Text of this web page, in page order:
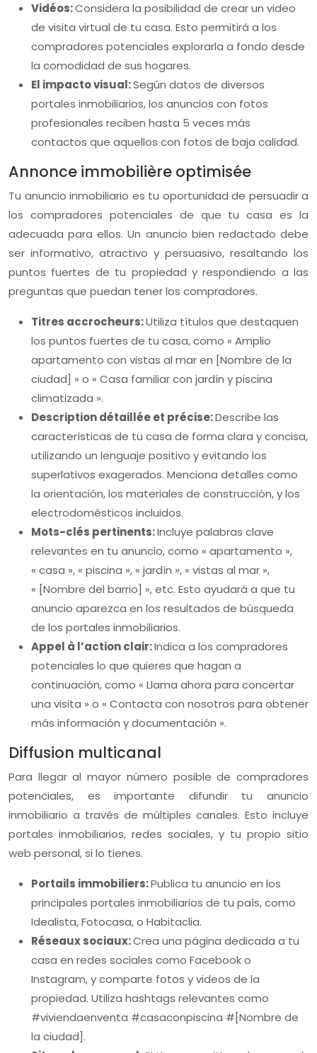
Vidéos:Considera la posibilidad de crear un video
de visita virtual de tu casa. Esto permitirá a los
compradores potenciales explorarla a fondo desde
la comodidad de sus hogares.
El impacto visual:Según datos de diversos
portales inmobiliarios, los anuncios con fotos
profesionales reciben hasta 5 veces más
contactos que aquellos con fotos de baja calidad.
Annonce immobilière optimisée
Tu anuncio inmobiliario es tu oportunidad de persuadir a
los compradores potenciales de que tu casa es la
adecuada para ellos. Un anuncio bien redactado debe
ser informativo, atractivo y persuasivo, resaltando los
puntos fuertes de tu propiedad y respondiendo a las
preguntas que puedan tener los compradores.
Titres accrocheurs:Utiliza títulos que destaquen
los puntos fuertes de tu casa, como « Amplio
apartamento con vistas al mar en [Nombre de la
ciudad] » o « Casa familiar con jardín y piscina
climatizada ».
Description détaillée et précise:Describe las
características de tu casa de forma clara y concisa,
utilizando un lenguaje positivo y evitando los
superlativos exagerados. Menciona detalles como
la orientación, los materiales de construcción, y los
electrodomésticos incluidos.
Mots-clés pertinents:Incluye palabras clave
relevantes en tu anuncio, como « apartamento »,
« casa », « piscina », « jardín », « vistas al mar »,
« [Nombre del barrio] », etc. Esto ayudará a que tu
anuncio aparezca en los resultados de búsqueda
de los portales inmobiliarios.
Appel à l’action clair:Indica a los compradores
potenciales lo que quieres que hagan a
continuación, como « Llama ahora para concertar
una visita » o « Contacta con nosotros para obtener
más información y documentación ».
Diffusion multicanal
Para llegar al mayor número posible de compradores
potenciales, es importante difundir tu anuncio
inmobiliario a través de múltiples canales. Esto incluye
portales inmobiliarios, redes sociales, y tu propio sitio
web personal, si lo tienes.
Portails immobiliers:Publica tu anuncio en los
principales portales inmobiliarios de tu país, como
Idealista, Fotocasa, o Habitaclia.
Réseaux sociaux:Crea una página dedicada a tu
casa en redes sociales como Facebook o
Instagram, y comparte fotos y videos de la
propiedad. Utiliza hashtags relevantes como
#viviendaenventa #casaconpiscina #[Nombre de
la ciudad].